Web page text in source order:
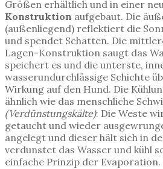
Größen erhältlich und in einer
Konstruktion aufgebaut. Die
(außenliegend) reflektiert die
und spendet Schatten. Die
Lagen-Konstruktion saugt das
speichert es und die unterste,
wasserundurchlässige Schichte
Wirkung auf den Hund. Die
ähnlich wie das menschliche
(Verdünstungskälte): Die Weste
getaucht und wieder
angelegt und dieser hält sich in
verdunstet das Wasser und kühl
einfache Prinzip der Evaporation.